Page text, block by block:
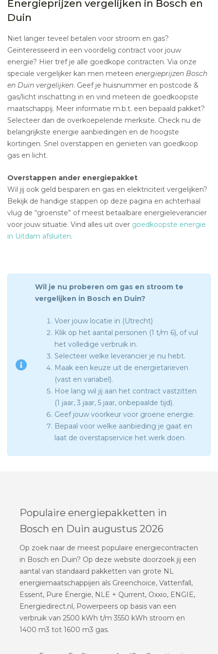
Energieprijzen vergelijken in Bosch en
Duin
Niet langer teveel betalen voor stroom en gas?
Geïnteresseerd in een voordelig contract voor jouw
energie? Hier tref je alle goedkope contracten. Via onze
speciale vergelijker kan men meteen energieprijzen Bosch
en Duin vergelijken. Geef je huisnummer en postcode &
gas/licht inschatting in en vind meteen de goedkoopste
maatschappij. Meer informatie m.b.t. een bepaald pakket?
Selecteer dan de overkoepelende merksite. Check nu de
belangrijkste energie aanbiedingen en de hoogste
kortingen. Snel overstappen en genieten van goedkoop
gas en licht.
Overstappen ander energiepakket
Wil jij ook geld besparen en gas en elektriciteit vergelijken?
Bekijk de handige stappen op deze pagina en achterhaal
vlug de “groenste” of meest betaalbare energieleverancier
voor jouw situatie. Vind alles uit over goedkoopste energie
in Uitdam afsluiten.
Wil je nu proberen om gas en stroom te
vergelijken in Bosch en Duin?
Voer jouw locatie in (Utrecht)
Klik op het aantal personen (1 t/m 6), of vul
het volledige verbruik in.
Selecteer welke leverancier je nu hebt.
Maak een keuze uit de energietarieven
(vast en variabel).
Hoe lang wil jij aan het contract vastzitten
(1 jaar, 3 jaar, 5 jaar, onbepaalde tijd).
Geef jouw voorkeur voor groene energie.
Bepaal voor welke aanbieding je gaat en
laat de overstapservice het werk doen.
Populaire energiepakketten in
Bosch en Duin augustus 2026
Op zoek naar de meest populaire energiecontracten
in Bosch en Duin? Op deze website doorzoek jij een
aantal van standaard pakketten van grote NL
energiemaatschappijen als Greenchoice, Vattenfall,
Essent, Pure Energie, NLE + Qurrent, Oxxio, ENGIE,
Energiedirect.nl, Powerpeers op basis van een
verbruik van 2500 kWh t/m 3550 kWh stroom en
1400 m3 tot 1600 m3 gas.